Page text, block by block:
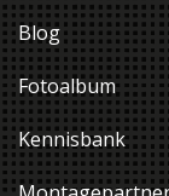
Blog
Fotoalbum
Kennisbank